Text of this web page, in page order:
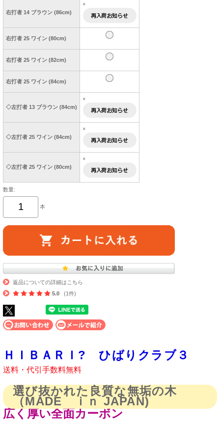
右打者 14 ブラウン (86cm)
×
右打者 25 ワイン (80cm)
右打者 25 ワイン (82cm)
右打者 25 ワイン (84cm)
◇左打者 13 ブラウン (84cm)
×
◇左打者 25 ワイン (84cm)
×
◇左打者 25 ワイン (80cm)
×
数量:
本
返品についての詳細はこちら
5.0
(1件)
ＨＩＢＡＲＩ? ひばりクラブ３
送料・代引手数料無料
選び抜かれた良質な無垢の木
（MADE ｉｎ JAPAN)
広く厚い全面カーボン